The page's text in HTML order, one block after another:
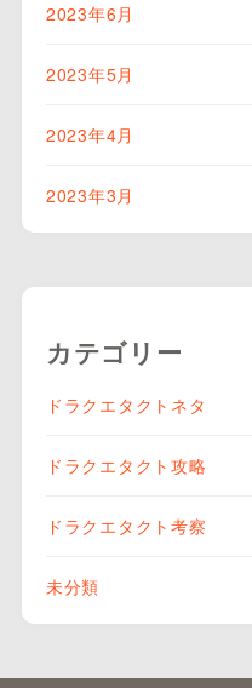
2023年6月
2023年5月
2023年4月
2023年3月
カテゴリー
ドラクエタクトネタ
ドラクエタクト攻略
ドラクエタクト考察
未分類